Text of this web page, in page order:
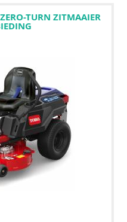
TURN ZITMAAIER